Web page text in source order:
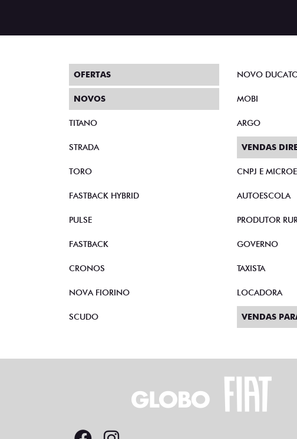
OFERTAS
NOVOS
TITANO
STRADA
TORO
FASTBACK HYBRID
PULSE
FASTBACK
CRONOS
NOVA FIORINO
SCUDO
NOVO
MOBI
ARGO
VENDAS
CNPJ E
AUTOESCOLA
PRODUTOR
GOVERNO
TAXISTA
LOCADORA
VENDAS